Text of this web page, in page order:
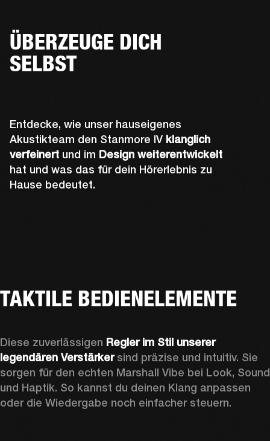
ÜBERZEUGE DICH
SELBST
Entdecke, wie unser hauseigenes
Akustikteam den Stanmore IV klanglich
verfeinert und im Design weiterentwickelt
hat und was das für dein Hörerlebnis zu
Hause bedeutet.
TAKTILE BEDIENELEMENTE
Diese zuverlässigen Regler im Stil unserer
legendären Verstärker sind präzise und intuitiv. Sie
sorgen für den echten Marshall Vibe bei Look, Sound
und Haptik. So kannst du deinen Klang anpassen
oder die Wiedergabe noch einfacher steuern.